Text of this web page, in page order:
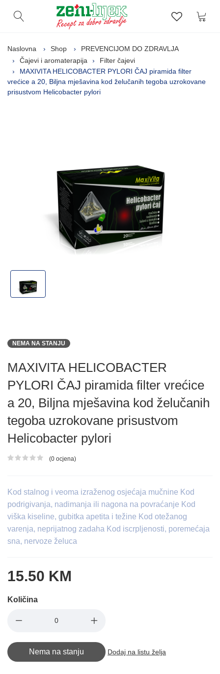
Otvori pretragu Lista
Naslovna Shop
PREVENCIJOM DO ZDRAVLJA
Čajevi i aromaterapija
Filter čajevi
MAXIVITA HELICOBACTER PYLORI ČAJ piramida filter
vrećice a 20, Biljna mješavina kod želučanih tegoba uzrokovane
prisustvom Helicobacter pylori
NEMA NA STANJU
MAXIVITA HELICOBACTER
PYLORI ČAJ piramida filter vrećice
a 20, Biljna mješavina kod želučanih
tegoba uzrokovane prisustvom
Helicobacter pylori
Ocjena proizvoda
(0 ocjena)
Kod stalnog i veoma izraženog osjećaja mučnine Kod
podrigivanja, nadimanja ili nagona na povraćanje Kod
viška kiseline, gubitka apetita i težine Kod otežanog
varenja, neprijatnog zadaha Kod iscrpljenosti, poremećaja
sna, nervoze želuca
15.50 KM
Količina
Nema na stanju Dodaj na listu želja